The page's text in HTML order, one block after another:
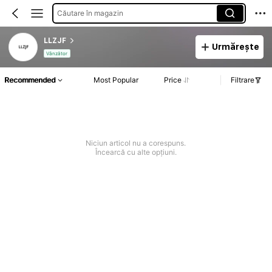
Căutare în magazin
LLZJF
Vânzător
Urmărește
Recommended Most Popular Price Filtrare
Niciun articol nu a corespuns.
Încearcă cu alte opțiuni.